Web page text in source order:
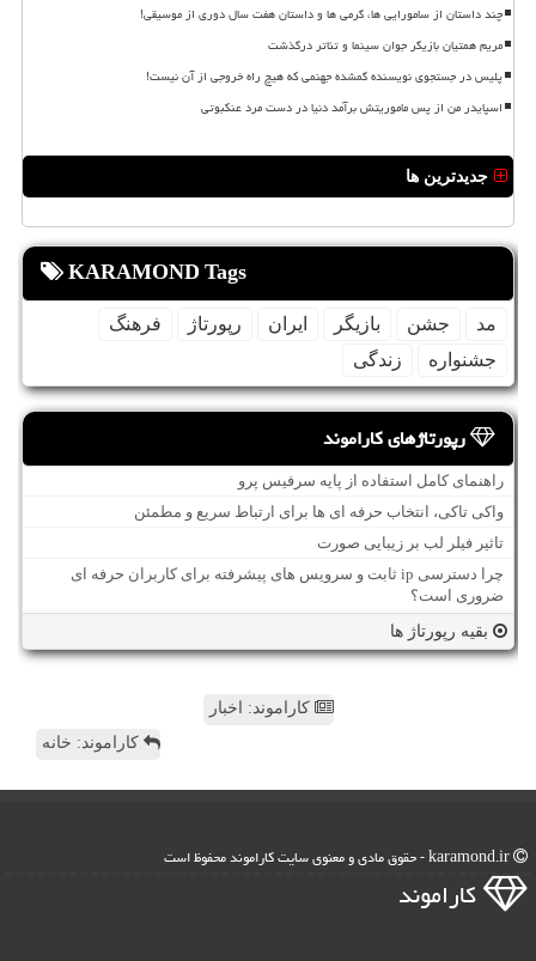
چند داستان از سامورایی ها، گرمی ها و داستان هفت سال دوری از موسیقی!
مریم همتیان بازیگر جوان سینما و تئاتر درگذشت
پلیس در جستجوی نویسنده گمشده جهنمی که هیچ راه خروجی از آن نیست!
اسپایدر من از پس ماموریتش برآمد دنیا در دست مرد عنکبوتی
جدیدترین ها
KARAMOND Tags
مد جشن بازیگر ایران رپورتاژ
فرهنگ
جشنواره
زندگی
رپورتاژهای کاراموند
راهنمای کامل استفاده از پایه سرفیس پرو
واکی تاکی، انتخاب حرفه ای ها برای ارتباط سریع و مطمئن
تاثیر فیلر لب بر زیبایی صورت
چرا دسترسی ip ثابت و سرویس های پیشرفته برای کاربران حرفه ای
ضروری است؟
بقیه رپورتاژ ها
کاراموند: اخبار
کاراموند: خانه
كاراموند